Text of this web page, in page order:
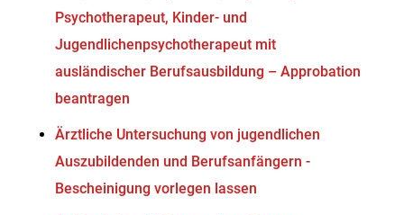
Psychotherapeut, Kinder- und
Jugendlichenpsychotherapeut mit
ausländischer Berufsausbildung – Approbation
beantragen
Ärztliche Untersuchung von jugendlichen
Auszubildenden und Berufsanfängern -
Bescheinigung vorlegen lassen